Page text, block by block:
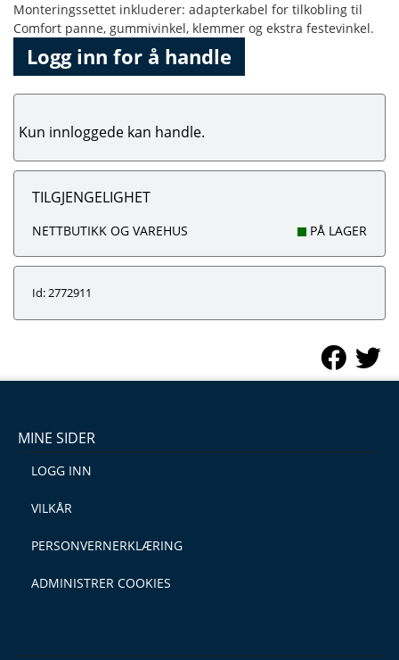
Monteringssettet inkluderer: adapterkabel for tilkobling til
Comfort panne, gummivinkel, klemmer og ekstra festevinkel.
Logg inn for å handle
Kun innloggede kan handle.
TILGJENGELIGHET
NETTBUTIKK OG VAREHUS PÅ LAGER
Id: 2772911
MINE SIDER
LOGG INN
VILKÅR
PERSONVERNERKLÆRING
ADMINISTRER COOKIES